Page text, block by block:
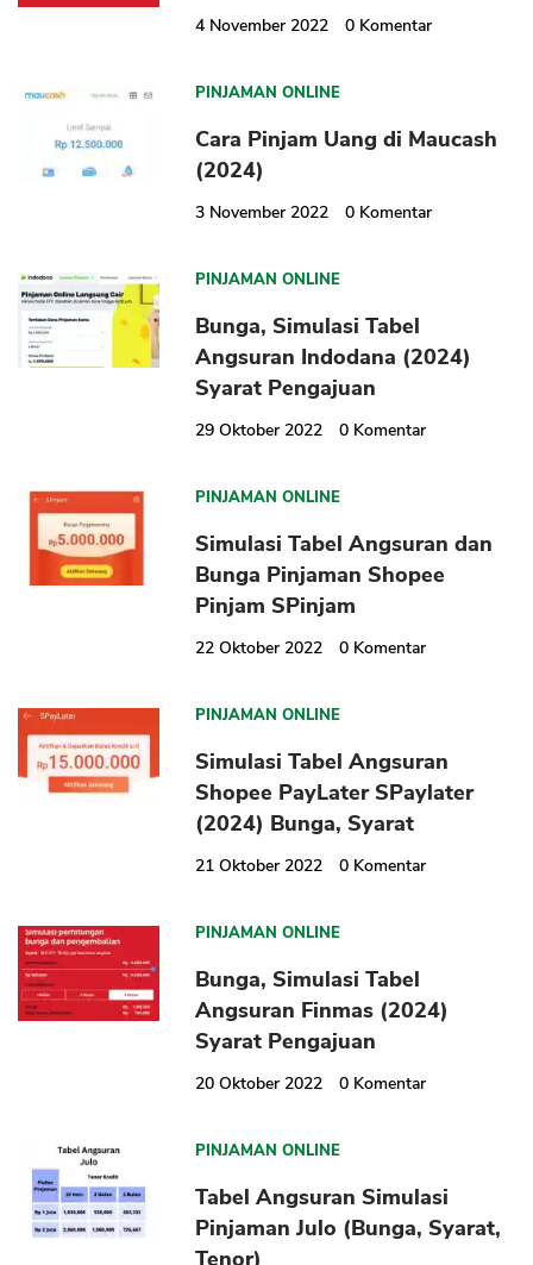
4 November 2022 0 Komentar
PINJAMAN ONLINE
Cara Pinjam Uang di Maucash
(2024)
3 November 2022 0 Komentar
PINJAMAN ONLINE
Bunga, Simulasi Tabel
Angsuran Indodana (2024)
Syarat Pengajuan
29 Oktober 2022 0 Komentar
PINJAMAN ONLINE
Simulasi Tabel Angsuran dan
Bunga Pinjaman Shopee
Pinjam SPinjam
22 Oktober 2022 0 Komentar
PINJAMAN ONLINE
Simulasi Tabel Angsuran
Shopee PayLater SPaylater
(2024) Bunga, Syarat
21 Oktober 2022 0 Komentar
PINJAMAN ONLINE
Bunga, Simulasi Tabel
Angsuran Finmas (2024)
Syarat Pengajuan
20 Oktober 2022 0 Komentar
PINJAMAN ONLINE
Tabel Angsuran Simulasi
Pinjaman Julo (Bunga, Syarat,